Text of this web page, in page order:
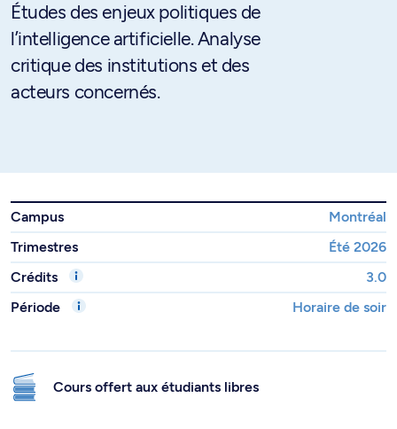
Études des enjeux politiques de
l’intelligence artificielle. Analyse
critique des institutions et des
acteurs concernés.
Campus
Montréal
Trimestres
Été 2026
Crédits
3.0
Période
Horaire de soir
Cours offert aux étudiants libres